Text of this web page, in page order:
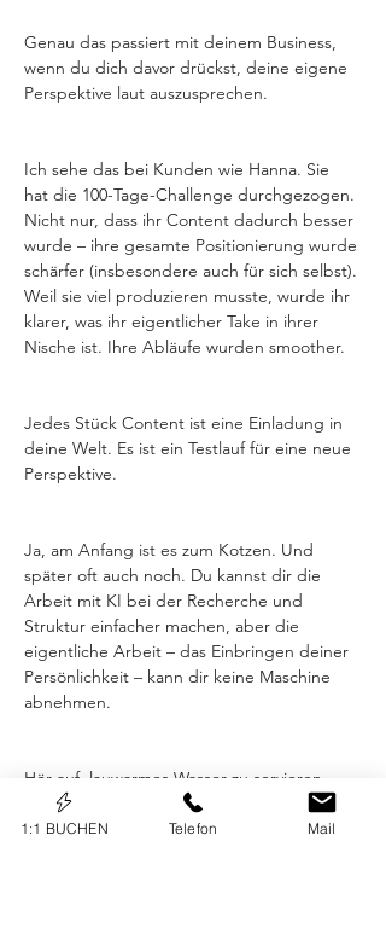
Genau das passiert mit deinem Business,
wenn du dich davor drückst, deine eigene
Perspektive laut auszusprechen.
Ich sehe das bei Kunden wie Hanna. Sie
hat die 100-Tage-Challenge durchgezogen.
Nicht nur, dass ihr Content dadurch besser
wurde – ihre gesamte Positionierung wurde
schärfer (insbesondere auch für sich selbst).
Weil sie viel produzieren musste, wurde ihr
klarer, was ihr eigentlicher Take in ihrer
Nische ist. Ihre Abläufe wurden smoother.
Jedes Stück Content ist eine Einladung in
deine Welt. Es ist ein Testlauf für eine neue
Perspektive.
Ja, am Anfang ist es zum Kotzen. Und
später oft auch noch. Du kannst dir die
Arbeit mit KI bei der Recherche und
Struktur einfacher machen, aber die
eigentliche Arbeit – das Einbringen deiner
Persönlichkeit – kann dir keine Maschine
abnehmen.
Hör auf, lauwarmes Wasser zu servieren.
Geh raus mit deiner Kante, auch wenn sie
noch nicht perfekt geschliffen ist.
1:1 BUCHEN Telefon Mail